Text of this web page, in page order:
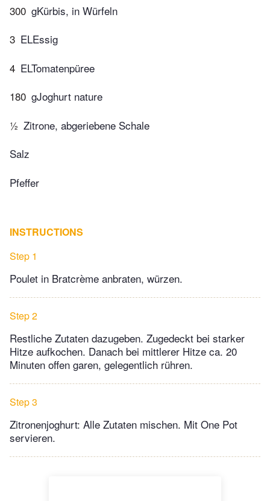
300 gKürbis, in Würfeln
3 ELEssig
4 ELTomatenpüree
180 gJoghurt nature
½ Zitrone, abgeriebene Schale
Salz
Pfeffer
INSTRUCTIONS
Step 1
Poulet in Bratcrème anbraten, würzen.
Step 2
Restliche Zutaten dazugeben. Zugedeckt bei starker
Hitze aufkochen. Danach bei mittlerer Hitze ca. 20
Minuten offen garen, gelegentlich rühren.
Step 3
Zitronenjoghurt: Alle Zutaten mischen. Mit One Pot
servieren.